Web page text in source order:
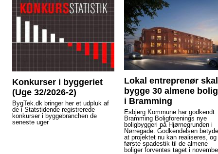
Konkurser i byggeriet
(Uge 32/2026-2)
BygTek.dk bringer her et udpluk af
de i Statstidende registrerede
konkurser i byggebranchen de
seneste uger
Lokal entreprenør skal
bygge 30 almene
i Bramming
Esbjerg Kommune har godkendt
Bramming Boligforenings nye
boligbyggeri på Hjørnegrunden i
Nørregade. Godkendelsen
at projektet nu kan realiseres, og
første spadestik til de almene
boliger forventes taget i